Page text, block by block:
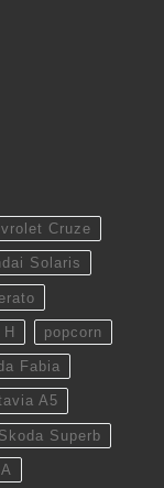
Cruze
Solaris
popcorn
Fabia
A5
Skoda Superb